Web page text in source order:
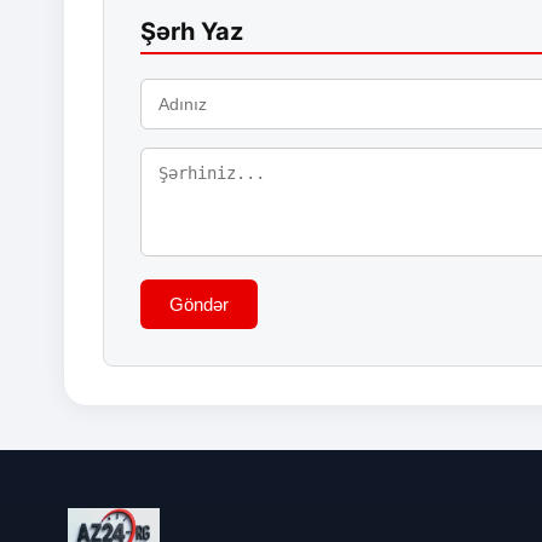
Şərh Yaz
Göndər